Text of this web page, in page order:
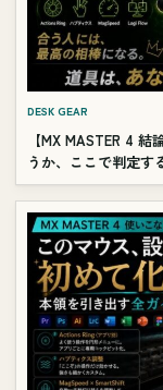
DESK GEAR
【MX MASTER 4
うか、ここで判定す